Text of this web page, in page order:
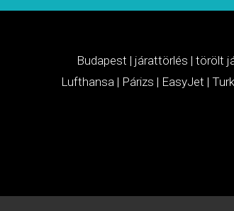
Budapest | járattörlés | törölt
Lufthansa | Párizs | EasyJet |